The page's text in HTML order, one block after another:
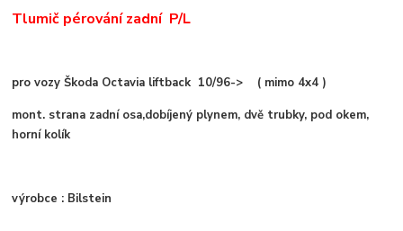
Tlumič pérování zadní P/L
pro vozy Škoda Octavia liftback 10/96-> ( mimo 4x4 )
mont. strana zadní osa,dobíjený plynem, dvě trubky, pod okem,
horní kolík
výrobce : Bilstein